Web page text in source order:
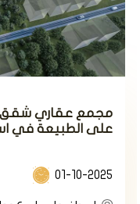
1+6/1+4
2+1
طريقة الدفع 50% كاش والباقي تقسيط على 18 شهرا
مجمع عقاري شقق
على الطبيعة في
01-10-2025